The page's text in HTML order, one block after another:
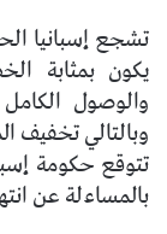
تشجع إسبانيا
يكون بمثابة
والوصول
وبالتالي تخفيف
تتوقع حكومة
بالمساءلة عن